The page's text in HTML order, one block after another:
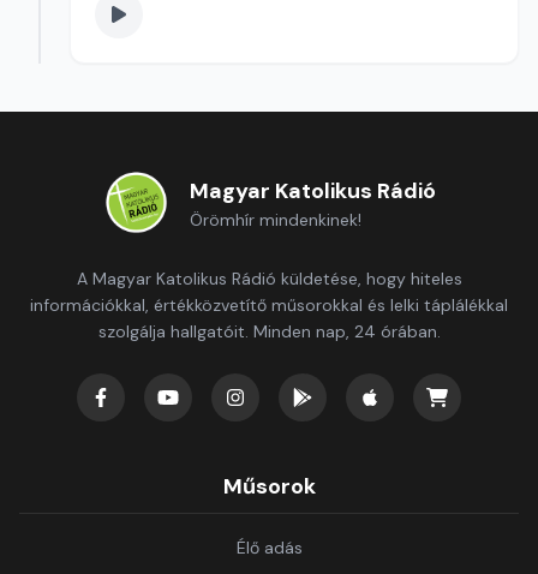
Magyar Katolikus Rádió
Örömhír mindenkinek!
A Magyar Katolikus Rádió küldetése, hogy hiteles
információkkal, értékközvetítő műsorokkal és lelki táplálékkal
szolgálja hallgatóit. Minden nap, 24 órában.
Műsorok
Élő adás